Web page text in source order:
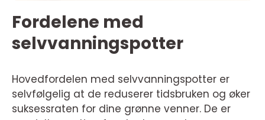
Fordelene med
selvvanningspotter
Hovedfordelen med selvvanningspotter er
selvfølgelig at de reduserer tidsbruken og øker
suksessraten for dine grønne venner. De er